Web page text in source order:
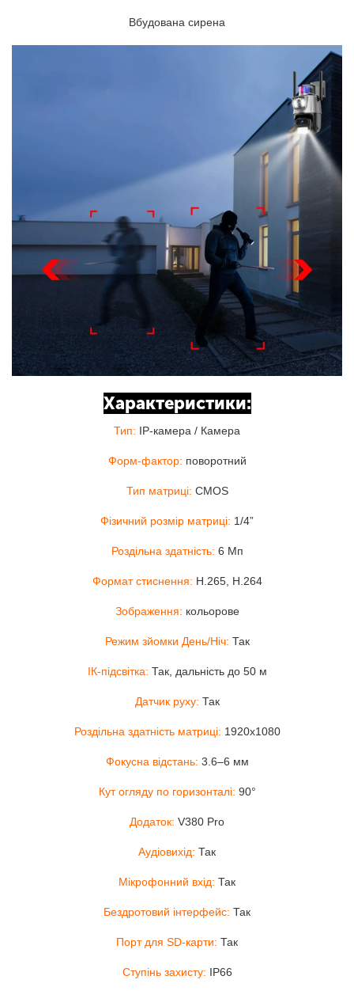
Вбудована сирена
Характеристики:
Тип: IP-камера / Камера
Форм-фактор: поворотний
Тип матриці: CMOS
Фізичний розмір матриці: 1/4”
Роздільна здатність: 6 Мп
Формат стиснення: H.265, H.264
Зображення: кольорове
Режим зйомки День/Ніч: Так
ІК-підсвітка: Так, дальність до 50 м
Датчик руху: Так
Роздільна здатність матриці: 1920x1080
Фокусна відстань: 3.6–6 мм
Кут огляду по горизонталі: 90°
Додаток: V380 Pro
Аудіовихід: Так
Мікрофонний вхід: Так
Бездротовий інтерфейс: Так
Порт для SD-карти: Так
Ступінь захисту: IP66